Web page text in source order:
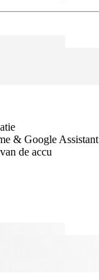
& Google Assistant
de accu